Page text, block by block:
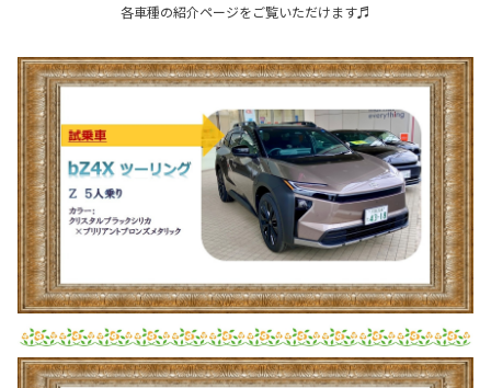
各車種の紹介ページをご覧いただけます♬